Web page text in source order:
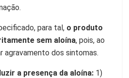
para tal, o produto
sem aloína, pois, ao
agravamento dos sintomas.
a presença da aloína: 1)